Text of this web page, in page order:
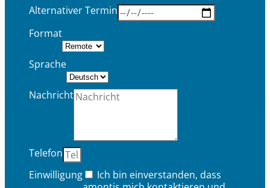
Alternativer Termin
Format
Sprache
Nachricht
Telefon
Einwilligung
Ich bin einverstanden, dass